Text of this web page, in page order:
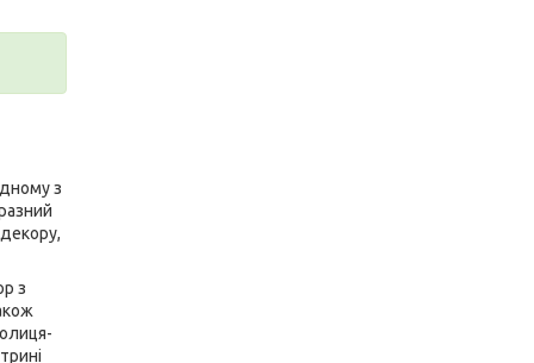
з
з